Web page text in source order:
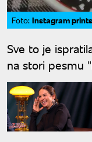
Foto: Instagram
Sve to je
na stori pesmu